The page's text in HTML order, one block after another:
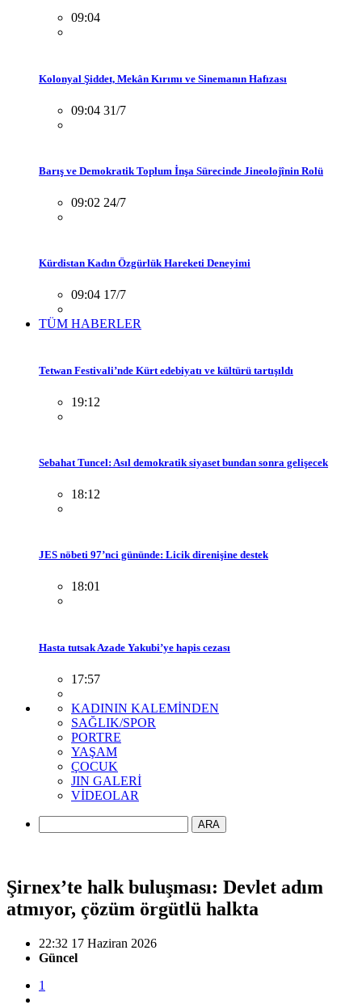
09:04
Kolonyal Şiddet, Mekân Kırımı ve Sinemanın Hafızası
09:04 31/7
Barış ve Demokratik Toplum İnşa Sürecinde Jineolojînin Rolü
09:02 24/7
Kürdistan Kadın Özgürlük Hareketi Deneyimi
09:04 17/7
TÜM HABERLER
Tetwan Festivali’nde Kürt edebiyatı ve kültürü tartışıldı
19:12
Sebahat Tuncel: Asıl demokratik siyaset bundan sonra gelişecek
18:12
JES nöbeti 97’nci gününde: Licik direnişine destek
18:01
Hasta tutsak Azade Yakubi’ye hapis cezası
17:57
KADININ KALEMİNDEN
SAĞLIK/SPOR
PORTRE
YAŞAM
ÇOCUK
JIN GALERİ
VİDEOLAR
ARA
Şirnex’te halk buluşması: Devlet adım
atmıyor, çözüm örgütlü halkta
22:32 17 Haziran 2026
Güncel
1